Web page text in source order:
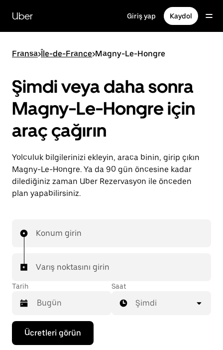
içeriğe
gidinUber Giriş yap Kaydol
Fransa>Île-de-France>Magny-Le-Hongre
Şimdi veya daha sonra
Magny-Le-Hongre için
araç çağırın
Yolculuk bilgilerinizi ekleyin, araca binin, girip çıkın
Magny-Le-Hongre. Ya da 90 gün öncesine kadar
dilediğiniz zaman Uber Rezervasyon ile önceden
plan yapabilirsiniz.
Konum girin
Varış noktasını girin
Tarih
Takvimle
etkileşime
geçmek
Saat
Şimdi
Ücretleri görün